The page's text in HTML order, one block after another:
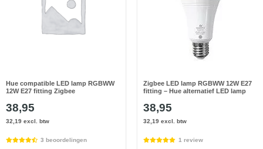
Hue compatible LED lamp RGBWW
12W E27 fitting Zigbee
38,95
32,19 excl. btw
3 beoordelingen
Zigbee LED lamp RGBWW 12W E27
fitting – Hue alternatief LED lamp
38,95
32,19 excl. btw
1 review